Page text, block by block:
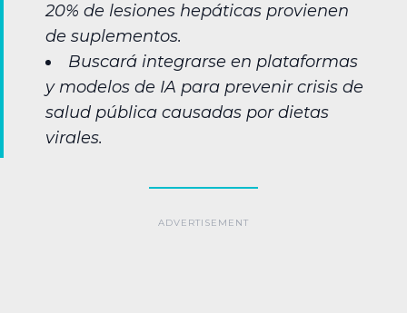
20% de lesiones hepáticas provienen
de suplementos.
Buscará integrarse en plataformas
y modelos de IA para prevenir crisis de
salud pública causadas por dietas
virales.